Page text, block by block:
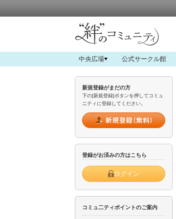
中央広場 公式サークル館
新規登録がまだの方
下の[新規登録]ボタンを押してコミュ
ニティに登録してください。
登録がお済みの方はこちら
ログイン
コミュ二ティポイントのご案内